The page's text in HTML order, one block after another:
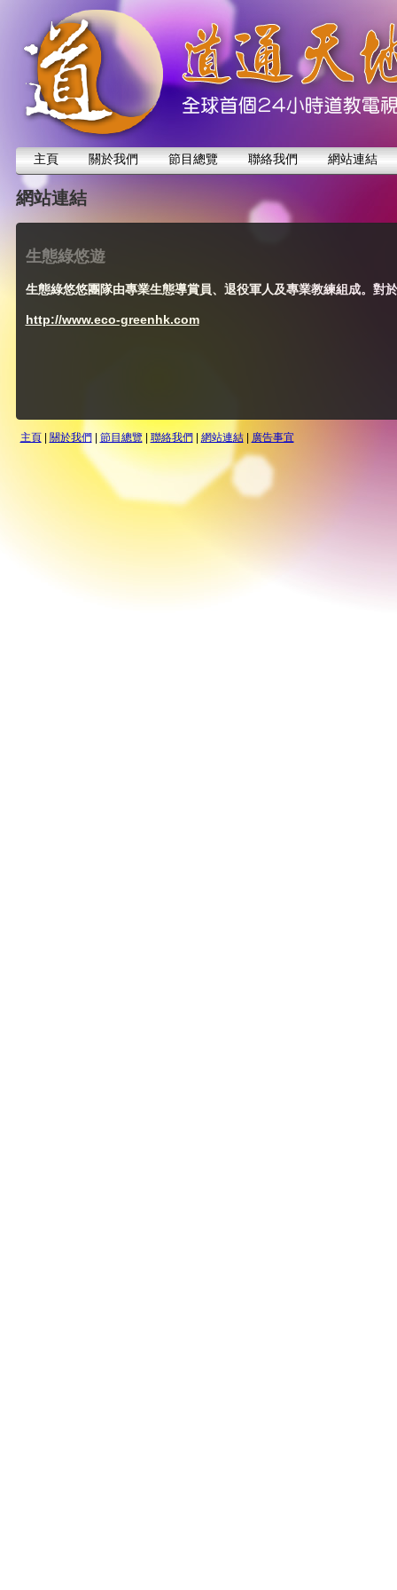
主頁 關於我們 節目總覽 聯絡我們 網站連結
網站連結
生態綠悠遊
生態綠悠悠團隊由專業生態導賞員、退役軍人及專業教練組成。對
http://www.eco-greenhk.com
主頁| 關於我們| 節目總覽| 聯絡我們| 網站連結| 廣告事宜